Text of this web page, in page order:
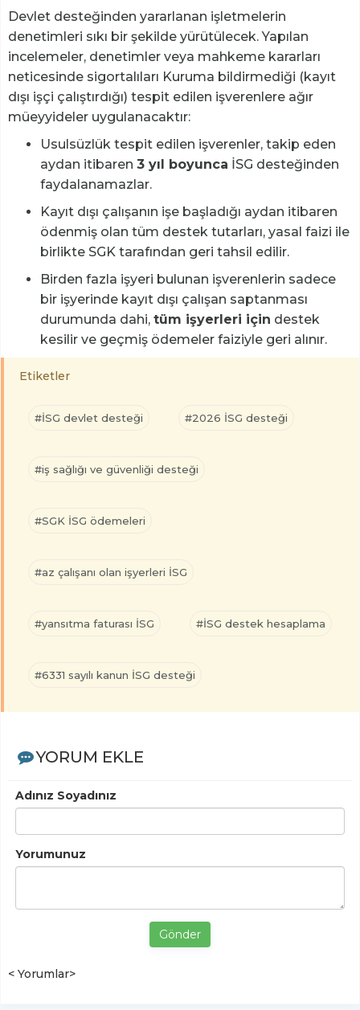
Devlet desteğinden yararlanan işletmelerin
denetimleri sıkı bir şekilde yürütülecek. Yapılan
incelemeler, denetimler veya mahkeme kararları
neticesinde sigortalıları Kuruma bildirmediği (kayıt
dışı işçi çalıştırdığı) tespit edilen işverenlere ağır
müeyyideler uygulanacaktır:
Usulsüzlük tespit edilen işverenler, takip eden
aydan itibaren 3 yıl boyunca İSG desteğinden
faydalanamazlar.
Kayıt dışı çalışanın işe başladığı aydan itibaren
ödenmiş olan tüm destek tutarları, yasal faizi ile
birlikte SGK tarafından geri tahsil edilir.
Birden fazla işyeri bulunan işverenlerin sadece
bir işyerinde kayıt dışı çalışan saptanması
durumunda dahi, tüm işyerleri için destek
kesilir ve geçmiş ödemeler faiziyle geri alınır.
Etiketler
#İSG devlet desteği #2026 İSG desteği
#iş sağlığı ve güvenliği desteği
#SGK İSG ödemeleri
#az çalışanı olan işyerleri İSG
#yansıtma faturası İSG #İSG destek hesaplama
#6331 sayılı kanun İSG desteği
YORUM EKLE
Adınız Soyadınız
Yorumunuz
Gönder
< Yorumlar>